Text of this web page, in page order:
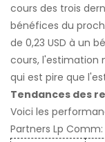
cours des trois
bénéfices du
de 0,23 USD à un
cours, l'estimation
qui est pire que
Tendances des
Voici les
Partners Lp Comm: